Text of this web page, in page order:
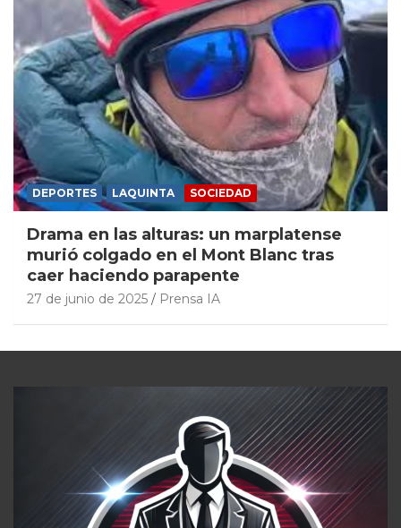
DEPORTES LAQUINTA SOCIEDAD
Drama en las alturas: un marplatense
murió colgado en el Mont Blanc tras
caer haciendo parapente
27 de junio de 2025 Prensa IA